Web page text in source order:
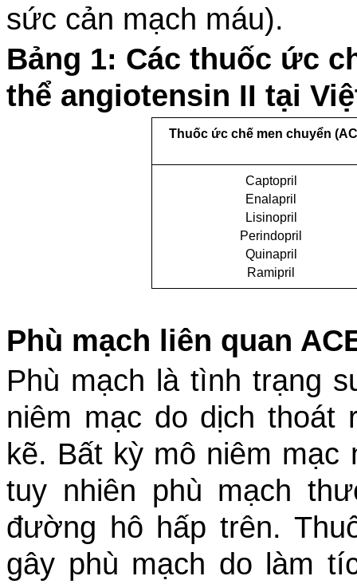
sức cản mạch máu).
Bảng 1: Các thuốc ức
thể angiotensin II tại
Thuốc ức chế men chuyển
Captopril
Enalapril
Lisinopril
Perindopril
Quinapril
Ramipril
Phù mạch liên quan
Phù mạch là tình trạng
niêm mạc do dịch thoát
kẽ. Bất kỳ mô niêm
tuy nhiên phù mạch
đường hô hấp trên.
gây phù mạch do làm